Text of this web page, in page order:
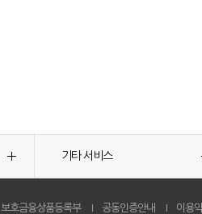
기타 서비스
보호금융상품등록부 공동인증안내 이용